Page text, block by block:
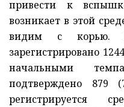
привести к
возникает в этой
видим с корью.
зарегистрировано
начальными
подтверждено 879
регистрируется